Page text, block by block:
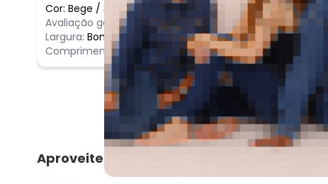
Cor: Bege / 3
Avaliação geral do produto:
Ótimo
Largura: Bom
Comprimento: Bom
Comentário:
lindo,
Aproveite e compre junto